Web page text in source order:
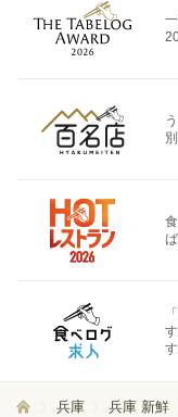
す
兵庫 兵庫 新鮮